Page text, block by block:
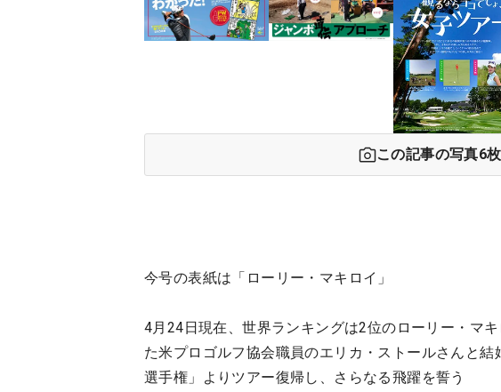
この記事の写真6
今号の表紙は「ローリー・マキロイ」
4月24日現在、世界ランキングは2位のローリー・マ
た米プロゴルフ協会職員のエリカ・ストールさんと
選手権」よりツアー復帰し、さらなる飛躍を誓う